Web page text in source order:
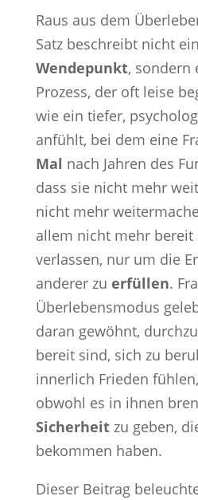
Raus aus dem
Satz beschreibt nicht
Wendepunkt, sondern
Prozess, der oft leise
wie ein tiefer,
anfühlt, bei dem eine
Mal nach Jahren des
dass sie nicht mehr
nicht mehr
allem nicht mehr bereit
verlassen, nur um die
anderer zu erfüllen.
Überlebensmodus
daran gewöhnt,
bereit sind, sich zu
innerlich Frieden
obwohl es in ihnen
Sicherheitzu geben,
bekommen haben.
Dieser Beitrag